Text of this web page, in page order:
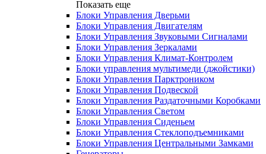
Показать еще
Блоки Управления Дверьми
Блоки Управления Двигателям
Блоки Управления Звуковыми Сигналами
Блоки Управления Зеркалами
Блоки Управления Климат-Контролем
Блоки управления мультимеди (джойстики)
Блоки Управления Парктроником
Блоки Управления Подвеской
Блоки Управления Раздаточными Коробками
Блоки Управления Светом
Блоки Управления Сиденьем
Блоки Управления Стеклоподъемниками
Блоки Управления Центральными Замками